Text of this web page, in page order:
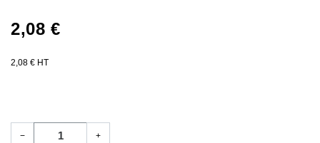
2,08 €
2,08 € HT
− +